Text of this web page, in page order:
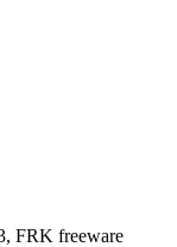
FRK freeware